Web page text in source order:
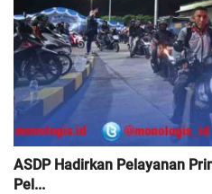
ASDP Hadirkan Pelayanan
Pel...